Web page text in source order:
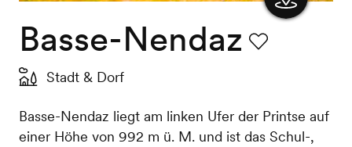
Basse-Nendaz
Stadt & Dorf
Basse-Nendaz liegt am linken Ufer der Printse auf
einer Höhe von 992 m ü. M. und ist das Schul-,